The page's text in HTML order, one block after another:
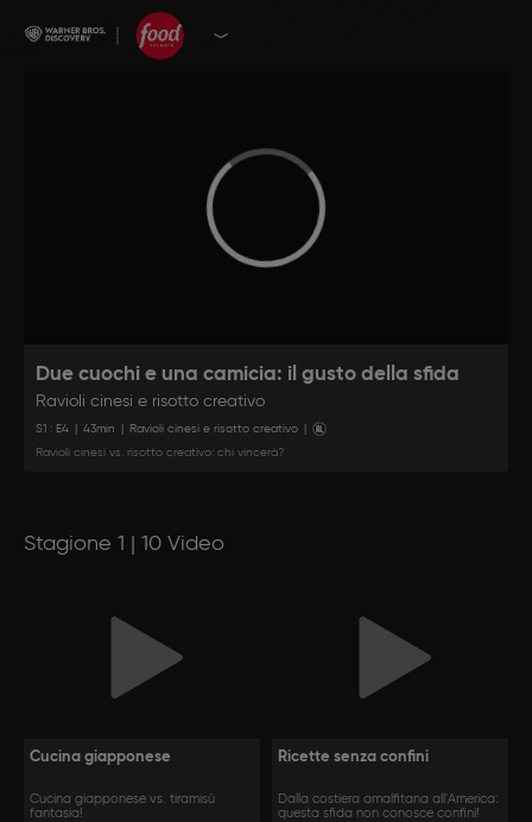
Due cuochi e una camicia: il gusto della sfida
Ravioli cinesi e risotto creativo
S1 : E4 43min Ravioli cinesi e risotto creativo
Ravioli cinesi vs. risotto creativo: chi vincerà?
Stagione 1 | 10 Video
Cucina giapponese
Cucina giapponese vs. tiramisù
fantasia!
Ricette senza confini
Dalla costiera amalfitana all'America:
questa sfida non conosce confini!